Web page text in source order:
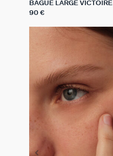
BAGUE LARGE VICTOIRE
90 €